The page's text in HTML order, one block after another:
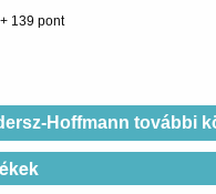
139
Hoffmann további